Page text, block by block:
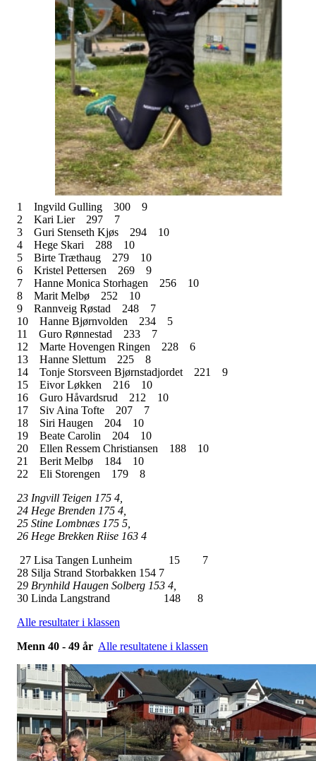
1 Ingvild Gulling 300
9
2
Kari Lier 297
7
3
Guri Stenseth Kjøs 294
10
4
Hege Skari 288
10
5
Birte Træthaug 279
10
6
Kristel Pettersen 269
9
7
Hanne Monica Storhagen 256
10
8
Marit Melbø 252
10
9
Rannveig Røstad 248
7
10
Hanne Bjørnvolden 234
5
11
Guro Rønnestad 233
7
12
Marte Hovengen Ringen 228
6
13
Hanne Slettum 225
8
14
Tonje Storsveen Bjørnstadjordet 221
9
15
Eivor Løkken 216
10
16
Guro Håvardsrud 212
10
17
Siv Aina Tofte 207
7
18
Siri Haugen 204
10
19
Beate Carolin 204
10
20
Ellen Ressem Christiansen 188
10
21
Berit Melbø 184
10
22
Eli Storengen 179
8
23 Ingvill Teigen 175 4,
24 Hege Brenden 175 4,
25 Stine Lombnæs 175 5,
26 Hege Brekken Riise 163 4
27 Lisa Tangen Lunheim 15 7
28 Silja Strand Storbakken 154 7
29 Brynhild Haugen Solberg 153 4,
30 Linda Langstrand 148 8
Alle resultater i klassen
Menn 40 - 49 år Alle resultatene i klassen